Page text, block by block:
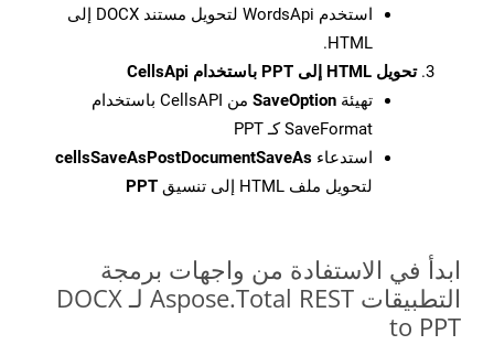
استخدم WordsApi لتحويل مستند DOCX إلى
HTML.
تحويل HTML إلى PPT باستخدام CellsApi
تهيئة SaveOption
من CellsAPI باستخدام
SaveFormat كـ PPT
استدعاء cellsSaveAsPostDocumentSaveAs
لتحويل ملف HTML إلى تنسيق
PPT
ابدأ في الاستفادة من واجهات برمجة
التطبيقات Aspose.Total REST لـ DOCX
to PPT